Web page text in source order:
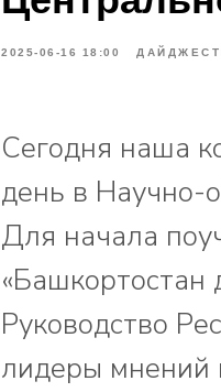
2025-06-16 18:00
Сегодня наша
день в Научно-
Для начала
«Башкортостан
Руководство
лидеры мнений